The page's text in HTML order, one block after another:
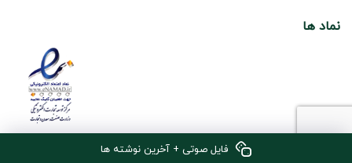
فایل صوتی + آخرین نوشته ها
نماد ها